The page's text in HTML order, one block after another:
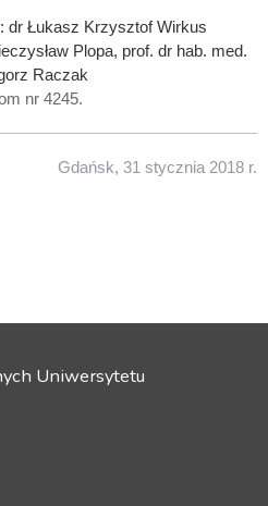
dr Łukasz Krzysztof Wirkus
Plopa, prof. dr hab. med.
Raczak
nr 4245.
Gdańsk, 31 stycznia 2018 r.
Uniwersytetu